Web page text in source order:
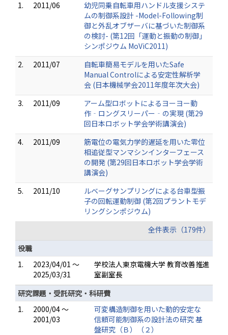
1. 2011/06
幼児同乗自転車用ハンドル支援システ
ムの制御系設計 -Model-Following制
御と外乱オブザーバに基づいた制御系
の検討- (第12回「運動と振動の制御」
シンポジウム MoViC2011)
2.
2011/07
自転車簡易モデルを用いたSafe
Manual Controlによる安定性解析学
会 (日本機械学会2011年度年次大会)
3.
2011/09
アーム型ロボットによるヨーヨー動
作‐ロングスリーパー‐の実現 (第29
回日本ロボット学会学術講演会)
4.
2011/09
筋電位の電気力学的遅延を用いた零位
相追従型マンマシンインターフェース
の開発 (第29回日本ロボット学会学術
講演会)
5.
2011/10
ルベーグサンプリングによる台車型振
子の回転運動制御 (第2回プラントモデ
リングシンポジウム)
全件表示（179件）
役職
1.
2023/04/01 ～
2025/03/31
学校法人東京電機大学 教育改善推進
室副室長
研究課題・受託研究・科研費
1.
2000/04 ～
2001/03
可変構造制御を用いた動的安定な
信頼可能制御系の設計法の研究 基
盤研究（Ｂ）（２）